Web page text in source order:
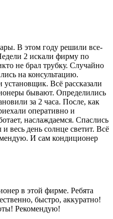
В этом году решили все-
2 искали фирму по
не брал трубку. Случайно
на консультацию.
Всё рассказали
бывают. Определились
за 2 часа. После, как
оперативно и
наслаждаемся. Спаслись
весь день солнце светит. Всё
И сам кондиционер
в этой фирме. Ребята
быстро, аккуратно!
Рекомендую!